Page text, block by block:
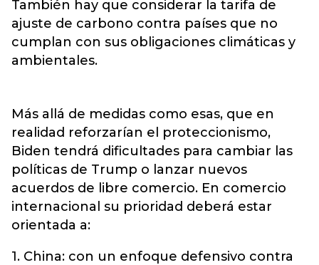
También hay que considerar la tarifa de
ajuste de carbono contra países que no
cumplan con sus obligaciones climáticas y
ambientales.
Más allá de medidas como esas, que en
realidad reforzarían el proteccionismo,
Biden tendrá dificultades para cambiar las
políticas de Trump o lanzar nuevos
acuerdos de libre comercio. En comercio
internacional su prioridad deberá estar
orientada a:
1. China: con un enfoque defensivo contra